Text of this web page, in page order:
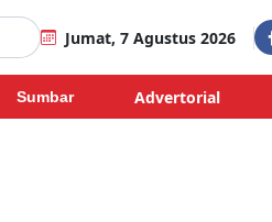
Jumat, 7 Agustus 2026
Sumbar Advertorial